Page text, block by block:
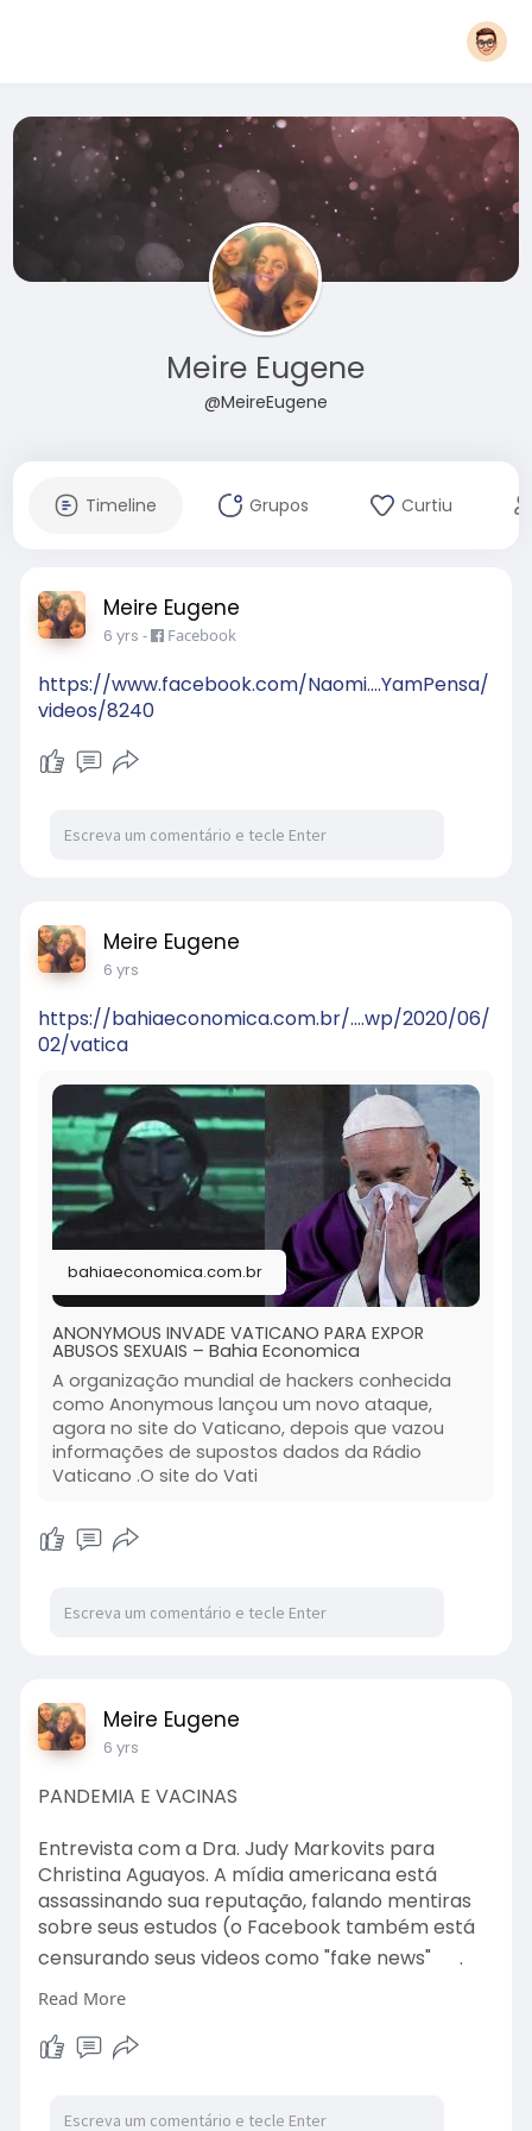
Meire Eugene
@MeireEugene
Timeline Grupos Curtiu
Meire Eugene
6 yrs - Facebook
https://www.facebook.com/Naomi....YamPensa/
videos/8240
Meire Eugene
6 yrs
https://bahiaeconomica.com.br/....wp/2020/06/
02/vatica
bahiaeconomica.com.br
ANONYMOUS INVADE VATICANO PARA EXPOR
ABUSOS SEXUAIS – Bahia Economica
A organização mundial de hackers conhecida
como Anonymous lançou um novo ataque,
agora no site do Vaticano, depois que vazou
informações de supostos dados da Rádio
Vaticano .O site do Vati
Meire Eugene
6 yrs
PANDEMIA E VACINAS
Entrevista com a Dra. Judy Markovits para
Christina Aguayos. A mídia americana está
assassinando sua reputação, falando mentiras
sobre seus estudos (o Facebook também está
censurando seus videos como "fake news"
.
da Deep State.
___
O que é o "Deep State"?
vasta rede de burocratas de carreira e
Read More